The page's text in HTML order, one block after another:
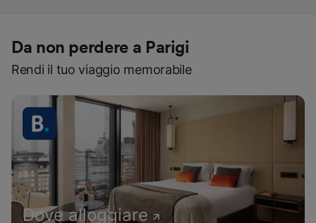
Da non perdere a Parigi
Rendi il tuo viaggio memorabile
Dove alloggiare